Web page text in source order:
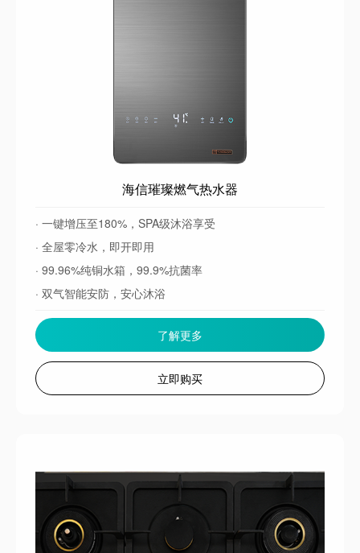
海信璀璨燃气热水器
· 一键增压至180%，SPA级沐浴享受
· 全屋零冷水，即开即用
· 99.96%纯铜水箱，99.9%抗菌率
· 双气智能安防，安心沐浴
了解更多
立即购买